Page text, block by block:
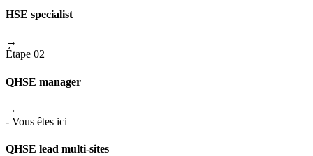
HSE specialist
→
Étape 02
QHSE manager
→
- Vous êtes ici
QHSE lead multi-sites